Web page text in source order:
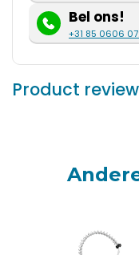
Bel ons!
+31 85 0606
Product